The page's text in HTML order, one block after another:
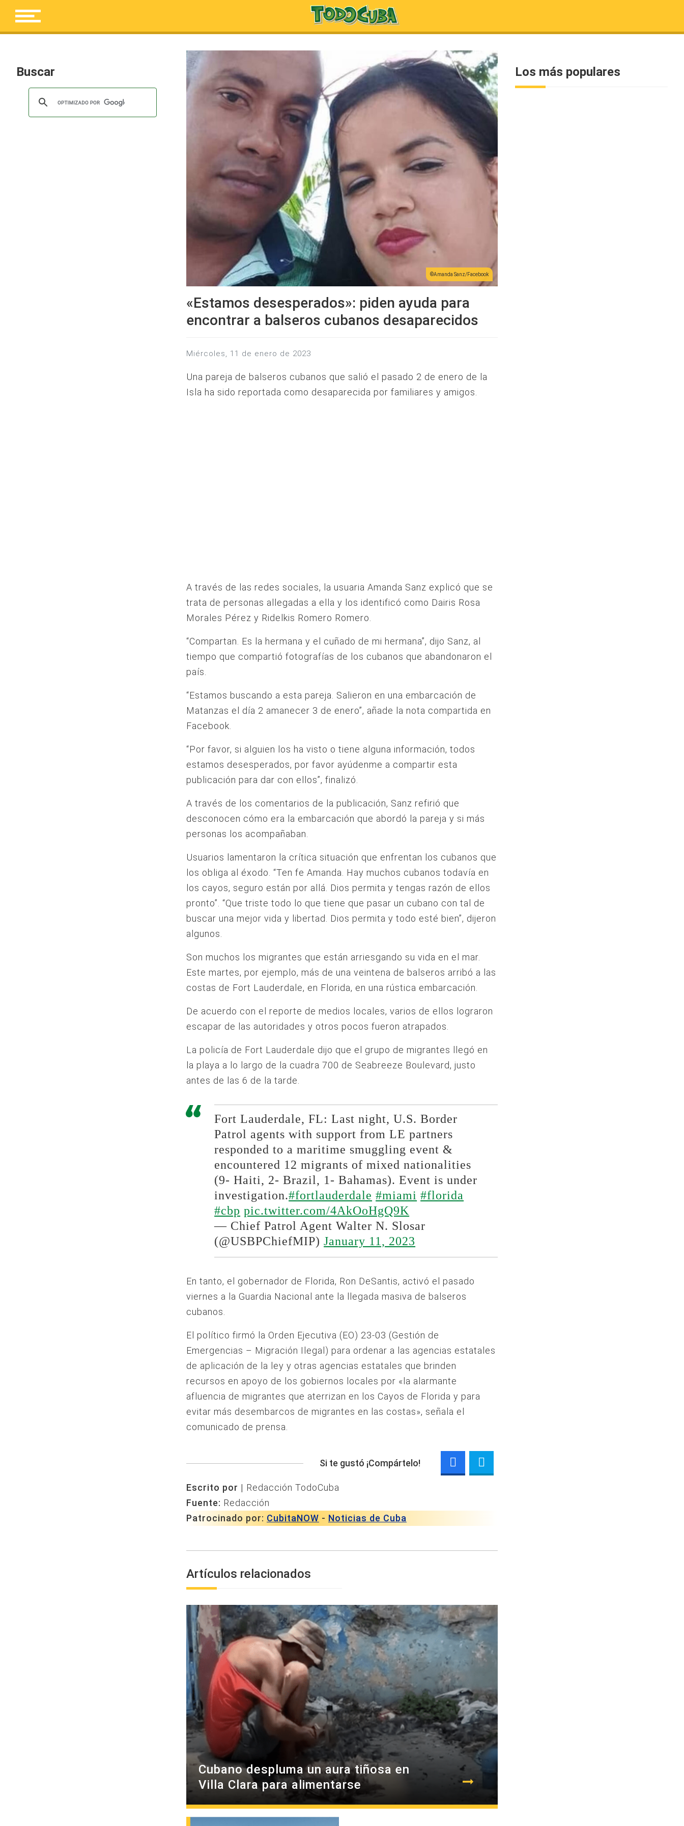
Buscar
Amanda Sanz/Facebook
«Estamos desesperados»: piden ayuda para
encontrar a balseros cubanos desaparecidos
miércoles, 11 de enero de 2023
Una pareja de balseros cubanos que salió el pasado 2 de enero de la
Isla ha sido reportada como desaparecida por familiares y amigos.
A través de las redes sociales, la usuaria Amanda Sanz explicó que se
trata de personas allegadas a ella y los identificó como Dairis Rosa
Morales Pérez y Ridelkis Romero Romero.
“Compartan. Es la hermana y el cuñado de mi hermana”, dijo Sanz, al
tiempo que compartió fotografías de los cubanos que abandonaron el
país.
“Estamos buscando a esta pareja. Salieron en una embarcación de
Matanzas el día 2 amanecer 3 de enero”, añade la nota compartida en
Facebook.
“Por favor, si alguien los ha visto o tiene alguna información, todos
estamos desesperados, por favor ayúdenme a compartir esta
publicación para dar con ellos”, finalizó.
A través de los comentarios de la publicación, Sanz refirió que
desconocen cómo era la embarcación que abordó la pareja y si más
personas los acompañaban.
Usuarios lamentaron la crítica situación que enfrentan los cubanos que
los obliga al éxodo. “Ten fe Amanda. Hay muchos cubanos todavía en
los cayos, seguro están por allá. Dios permita y tengas razón de ellos
pronto”. “Que triste todo lo que tiene que pasar un cubano con tal de
buscar una mejor vida y libertad. Dios permita y todo esté bien”, dijeron
algunos.
Son muchos los migrantes que están arriesgando su vida en el mar.
Este martes, por ejemplo, más de una veintena de balseros arribó a las
costas de Fort Lauderdale, en Florida, en una rústica embarcación.
De acuerdo con el reporte de medios locales, varios de ellos lograron
escapar de las autoridades y otros pocos fueron atrapados.
La policía de Fort Lauderdale dijo que el grupo de migrantes llegó en
la playa a lo largo de la cuadra 700 de Seabreeze Boulevard, justo
antes de las 6 de la tarde.
Fort Lauderdale, FL: Last night, U.S. Border
Patrol agents with support from LE partners
responded to a maritime smuggling event &
encountered 12 migrants of mixed nationalities
(9- Haiti, 2- Brazil, 1- Bahamas). Event is under
investigation.#fortlauderdale #miami #florida
#cbp pic.twitter.com/4AkOoHgQ9K
— Chief Patrol Agent Walter N. Slosar
(@USBPChiefMIP)January 11, 2023
En tanto, el gobernador de Florida, Ron DeSantis, activó el pasado
viernes a la Guardia Nacional ante la llegada masiva de balseros
cubanos.
El político firmó la Orden Ejecutiva (EO) 23-03 (Gestión de
Emergencias – Migración Ilegal) para ordenar a las agencias estatales
de aplicación de la ley y otras agencias estatales que brinden
recursos en apoyo de los gobiernos locales por «la alarmante
afluencia de migrantes que aterrizan en los Cayos de Florida y para
evitar más desembarcos de migrantes en las costas», señala el
comunicado de prensa.
Si te gustó ¡Compártelo!
Escrito por | Redacción TodoCuba
Fuente: Redacción
Patrocinado por: CubitaNOW - Noticias de Cuba
Artículos relacionados
Cubano despluma un aura tiñosa en
Villa Clara para alimentarse
Los más populares